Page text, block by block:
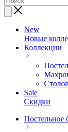
New
Новые
Коллекции
Sale
Скидки
Постельное